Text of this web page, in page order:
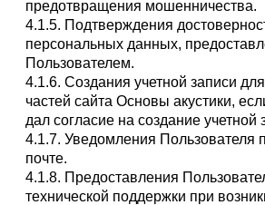
предотвращения мошенничества.
4.1.5. Подтверждения
персональных данных,
Пользователем.
4.1.6. Создания учетной записи
частей сайта Основы акустики,
дал согласие на создание учетной
4.1.7. Уведомления Пользователя
почте.
4.1.8. Предоставления
технической поддержки при